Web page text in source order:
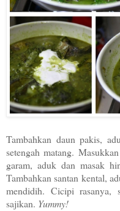
Tambahkan daun pakis,
setengah matang.
garam, aduk dan masak
Tambahkan santan kental,
mendidih. Cicipi rasanya,
sajikan. Yummy!